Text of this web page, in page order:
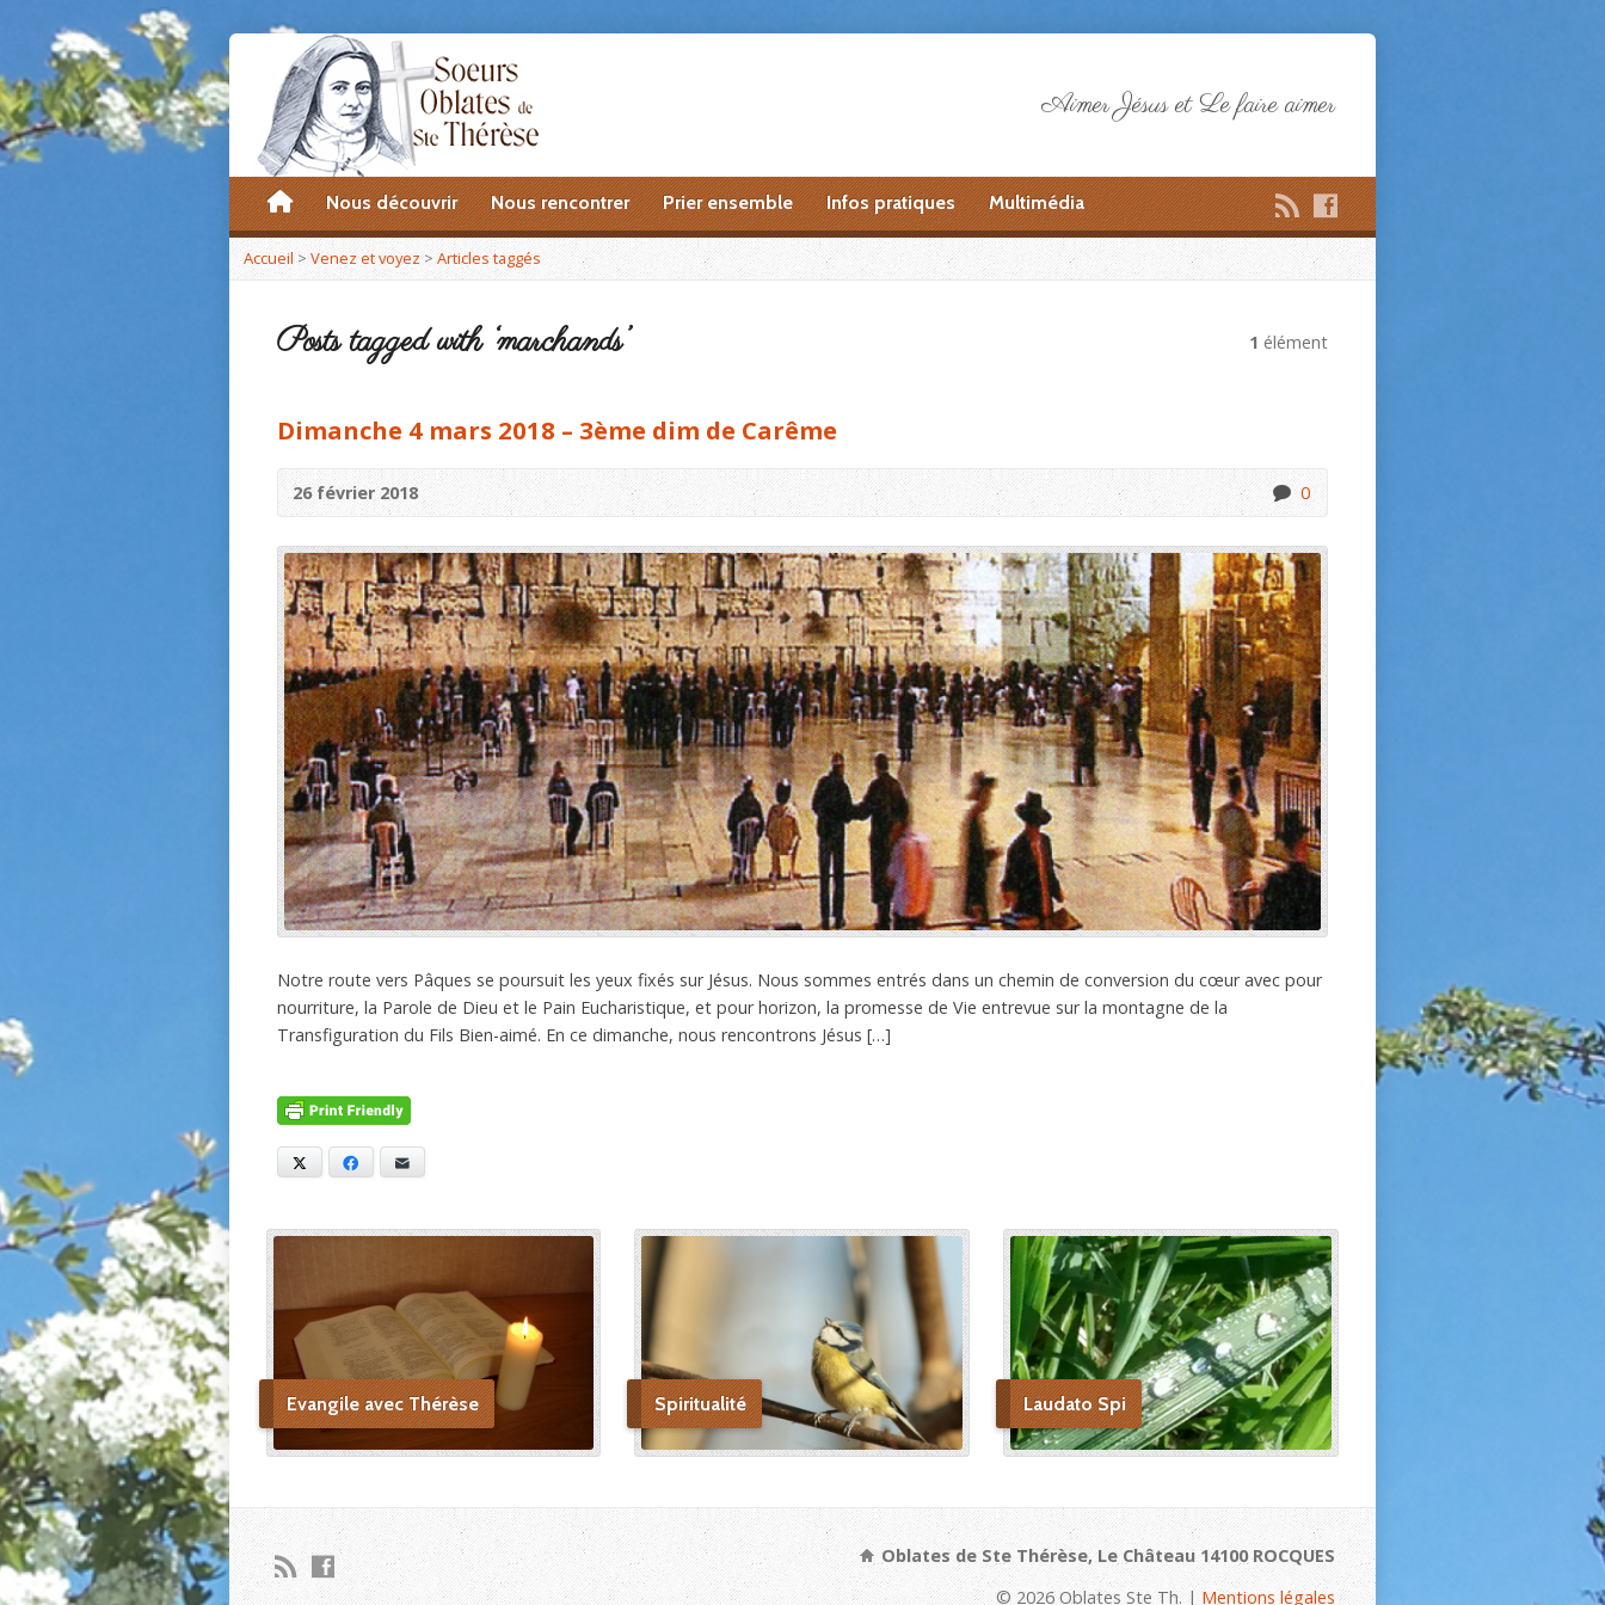
Aimer Jésus et Le faire aimer
accueilNous découvrir Nous rencontrer Prier ensemble Infos pratiques Multimédia
Accueil>Venez et voyez > Articles taggés
Posts tagged with ‘marchands’ 1 élément
Dimanche 4 mars 2018 – 3ème dim de Carême
26 février 2018 0
Notre route vers Pâques se poursuit les yeux fixés sur Jésus. Nous sommes entrés dans un chemin de conversion du cœur avec pour
nourriture, la Parole de Dieu et le Pain Eucharistique, et pour horizon, la promesse de Vie entrevue sur la montagne de la
Transfiguration du Fils Bien-aimé. En ce dimanche, nous rencontrons Jésus […]
Facebook
Evangile avec Thérèse Spiritualité Laudato Spi
Oblates de Ste Thérèse, Le Château 14100 ROCQUES
© 2026 Oblates Ste Th. |Mentions légales